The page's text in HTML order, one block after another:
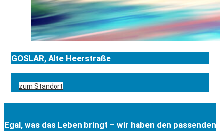
GOSLAR, Alte Heerstraße
zum Standort
Egal, was das Leben bringt – wir haben den passenden